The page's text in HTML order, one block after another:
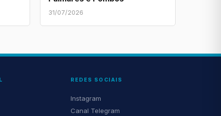
31/07/2026
REDES SOCIAIS
Instagram
Canal Telegram